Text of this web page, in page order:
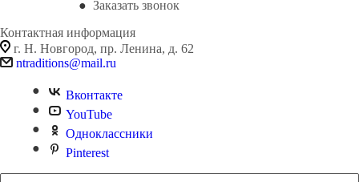
Заказать звонок
Контактная информация
г. Н. Новгород, пр. Ленина, д. 62
ntraditions@mail.ru
Вконтакте
YouTube
Одноклассники
Pinterest